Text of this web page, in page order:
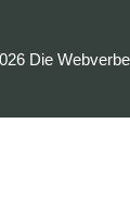
Die